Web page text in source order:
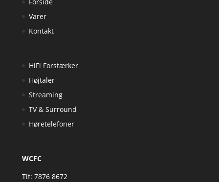
Varer
Kontakt
HiFi Forstærker
Højtaler
Streaming
TV & Surround
Høretelefoner
WCFC
Tlf: 7876 8672